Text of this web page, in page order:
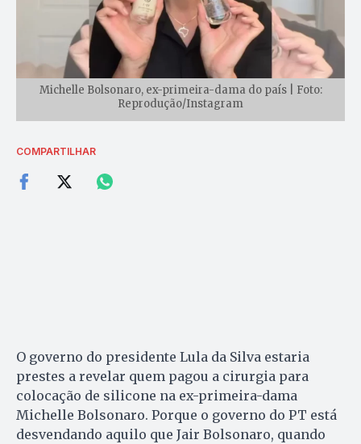
Michelle Bolsonaro, ex-primeira-dama do país | Foto:
Reprodução/Instagram
COMPARTILHAR
O governo do presidente Lula da Silva estaria
prestes a revelar quem pagou a cirurgia para
colocação de silicone na ex-primeira-dama
Michelle Bolsonaro. Porque o governo do PT está
desvendando aquilo que Jair Bolsonaro, quando